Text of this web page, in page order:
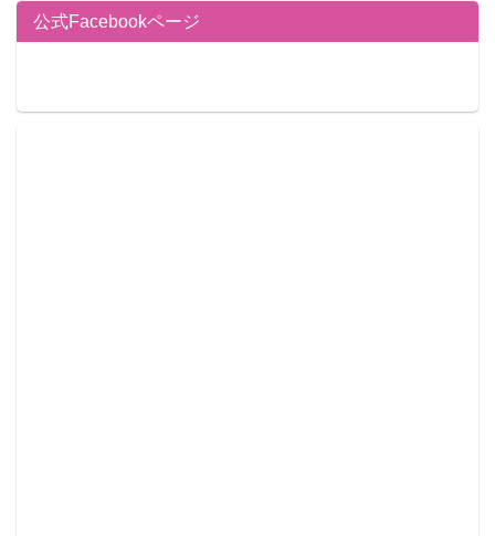
公式Facebookページ